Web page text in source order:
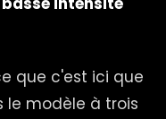
que c'est ici que
le modèle à trois